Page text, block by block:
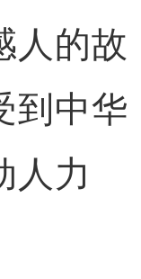
人的故
到中华
人力